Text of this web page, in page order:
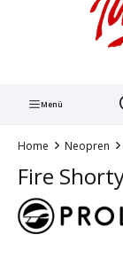
Menü
Home Neopren
Fire